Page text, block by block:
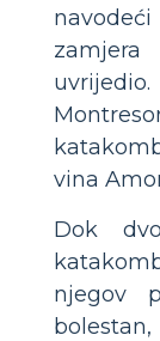
vina
Dok
njegov